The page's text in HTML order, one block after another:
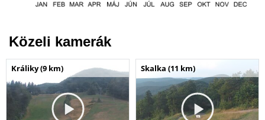
Közeli kamerák
Králiky (9 km) Skalka (11 km)